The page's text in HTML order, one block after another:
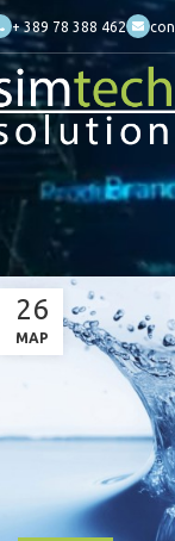
+ 389 78 388 462
26
МАР